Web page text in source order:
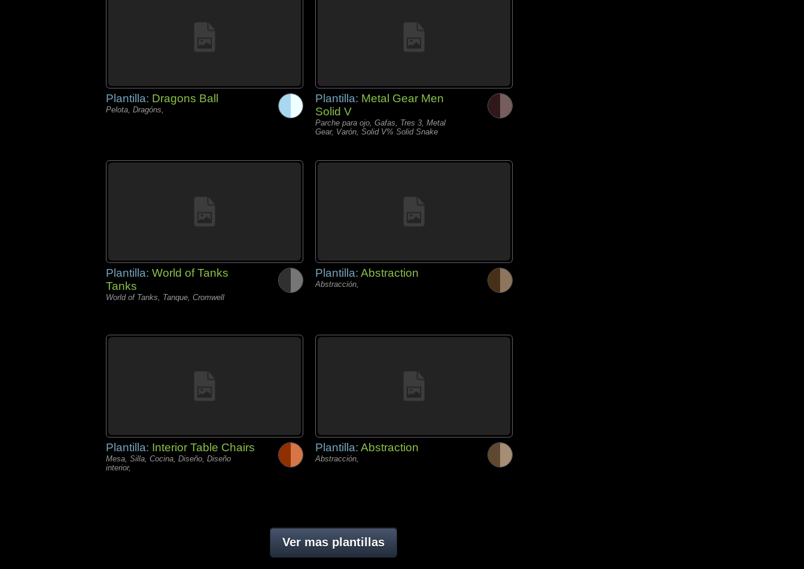
Plantilla: Dragons Ball
Pelota, Dragóns,
Plantilla: Metal Gear Men
Solid V
Parche para ojo, Gafas, Tres 3, Metal
Gear, Varón, Solid V% Solid Snake
Plantilla: World of Tanks
Tanks
World of Tanks, Tanque, Cromwell
Plantilla: Abstraction
Abstracción,
Plantilla: Interior Table Chairs
Mesa, Silla, Cocina, Diseño, Diseño
interior,
Plantilla: Abstraction
Abstracción,
Ver mas plantillas